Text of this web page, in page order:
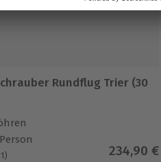
Rundflug Trier (30
234,90 €